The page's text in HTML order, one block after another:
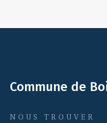
Commune de
NOUS TROUVER